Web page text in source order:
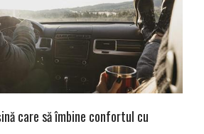
care să îmbine confortul cu